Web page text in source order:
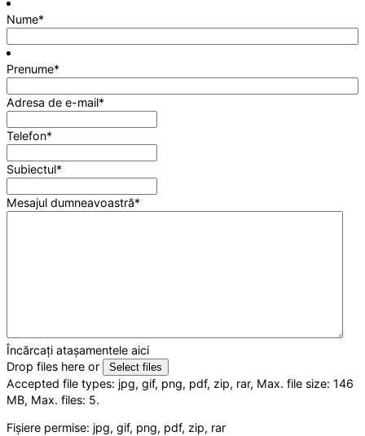
Nume*
Prenume*
Adresa de e-mail*
Telefon*
Subiectul*
Mesajul dumneavoastră*
Încărcați atașamentele aici
Drop files here or
Select files
Accepted file types: jpg, gif, png, pdf, zip, rar, Max. file size: 146
MB, Max. files: 5.
Fișiere permise: jpg, gif, png, pdf, zip, rar